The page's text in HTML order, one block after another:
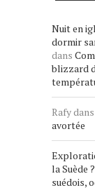
Nuit en
dormir
dans
blizzard
Rafydans
avortée
la Suède
suédois,